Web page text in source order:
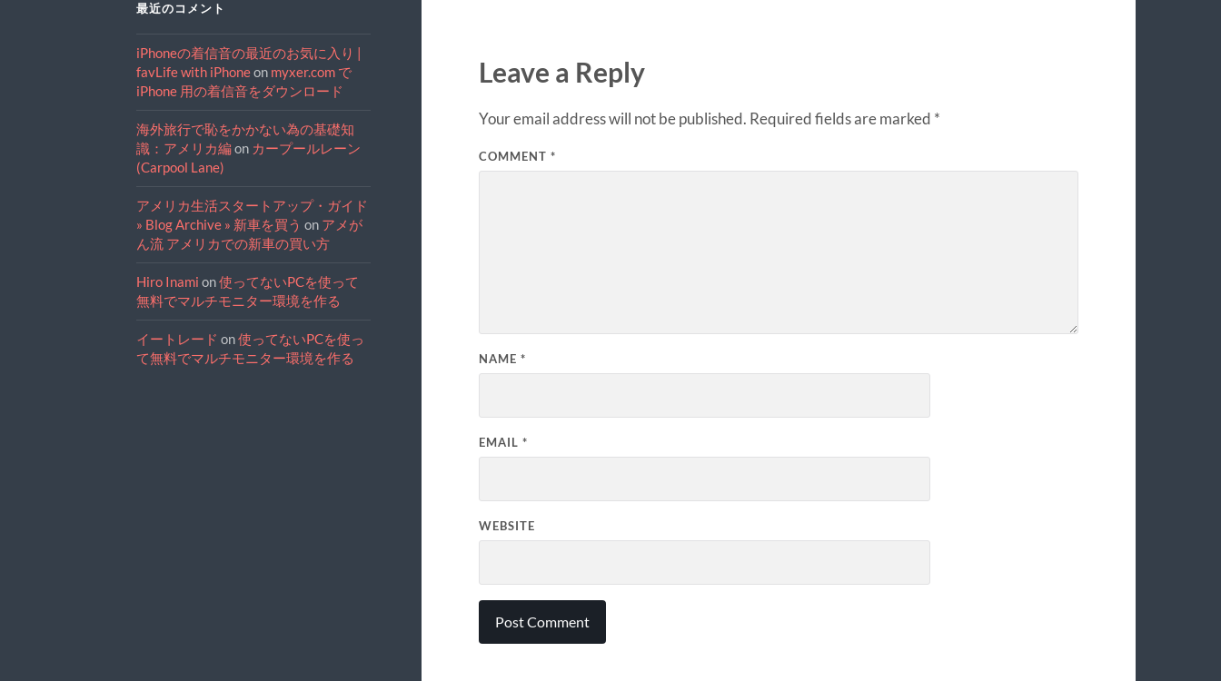
最近のコメント
iPhoneの着信音の最近のお気に入り |
favLife with iPhoneon myxer.com で
iPhone 用の着信音をダウンロード
海外旅行で恥をかかない為の基礎知
識：アメリカ編on カープールレーン
(Carpool Lane)
アメリカ生活スタートアップ・ガイド
» Blog Archive » 新車を買う on アメが
ん流 アメリカでの新車の買い方
Hiro Inami on使ってないPCを使って
無料でマルチモニター環境を作る
イートレード on使ってないPCを使っ
て無料でマルチモニター環境を作る
Leave a Reply
Your email address will not be published. Required fields are marked *
COMMENT *
NAME *
EMAIL *
WEBSITE